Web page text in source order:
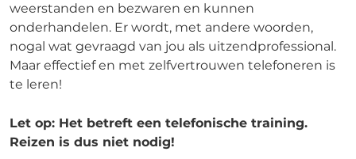
weerstanden en bezwaren en kunnen
onderhandelen. Er wordt, met andere woorden,
nogal wat gevraagd van jou als uitzendprofessional.
Maar effectief en met zelfvertrouwen telefoneren is
te leren!
Let op: Het betreft een telefonische training.
Reizen is dus niet nodig!